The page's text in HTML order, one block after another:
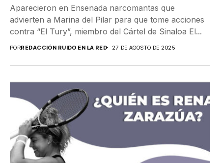
Aparecieron en Ensenada narcomantas que
advierten a Marina del Pilar para que tome acciones
contra “El Tury”, miembro del Cártel de Sinaloa El...
PORREDACCIÓN RUIDO EN LA RED 27 DE AGOSTO DE 2025